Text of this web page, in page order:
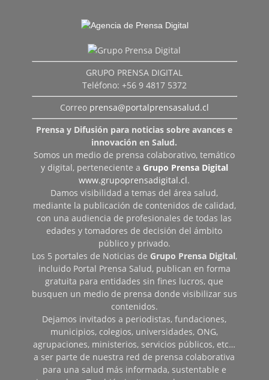
GRUPO PRENSA DIGITAL
Teléfono: +56 9 4817 5372
Correo prensa@portalprensasalud.cl
Prensa y Difusión para noticias sobre avances e
innovación en Salud.
Somos un medio de prensa colaborativo, temático
y digital, perteneciente a Grupo Prensa Digital
www.grupoprensadigital.cl.
Damos visibilidad a temas del área salud,
mediante la publicación de contenidos de calidad,
con una audiencia de profesionales de todas las
edades y tomadores de decisión del ámbito
público y privado.
Los 5 portales de Noticias de Grupo Prensa Digital,
incluido Portal Prensa Salud, publican en forma
gratuita para entidades sin fines lucros, que
busquen un medio de prensa donde visibilizar sus
contenidos.
Dejamos invitados a periodistas, fundaciones,
municipios, colegios, universidades, ONG,
agrupaciones, ministerios, servicios públicos, etc…
a ser parte de nuestra red de prensa colaborativa
para una salud más informada, sustentable e